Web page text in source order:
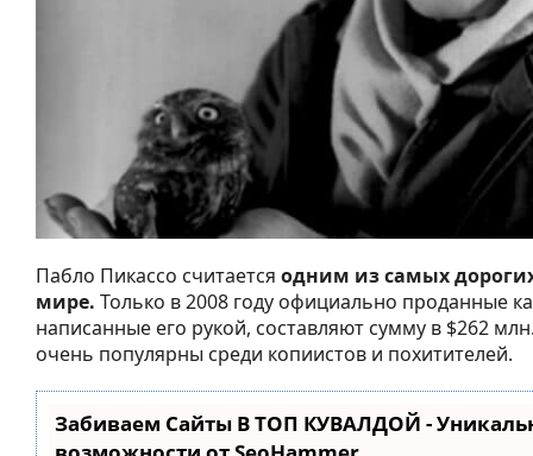
Пабло Пикассо считается одним из самых
мире. Только в 2008 году официально проданные
написанные его рукой, составляют сумму в $262
очень популярны среди копиистов и похитителей.
Забиваем Сайты В ТОП КУВАЛДОЙ -